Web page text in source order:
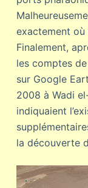
exactement où
Finalement,
les comptes
sur Google
2008 à Wadi
indiquaient
la découverte